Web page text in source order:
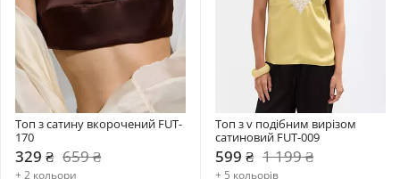
Топ з сатину вкорочений FUT-
170
329 ₴ 659 ₴
+ 2 кольори
Топ з v подібним вирізом
сатиновий FUT-009
599 ₴ 1 199 ₴
+ 5 кольорів